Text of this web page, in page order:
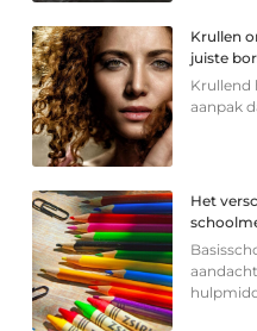
Krullen
juiste
Krullend
aanpak
Het